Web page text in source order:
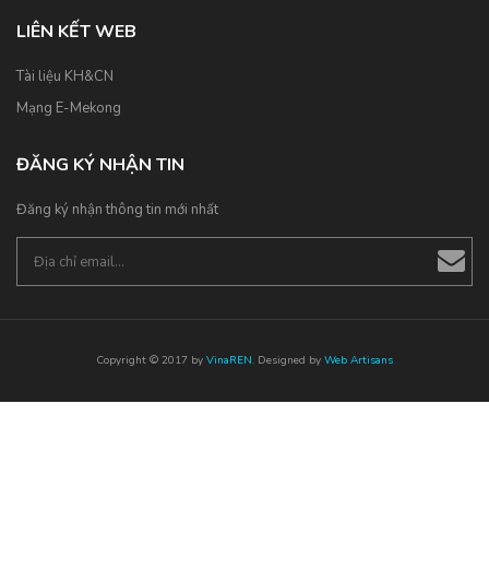
LIÊN KẾT WEB
Tài liệu KH&CN
Mạng E-Mekong
ĐĂNG KÝ NHẬN TIN
Đăng ký nhận thông tin mới nhất
Copyright © 2017 by VinaREN. Designed by Web Artisans